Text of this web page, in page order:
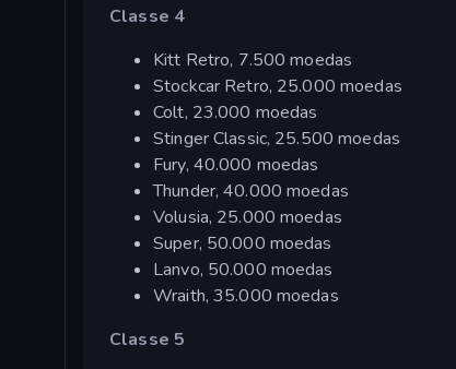
Classe 4
Kitt Retro, 7.500 moedas
Stockcar Retro, 25.000 moedas
Colt, 23.000 moedas
Stinger Classic, 25.500 moedas
Fury, 40.000 moedas
Thunder, 40.000 moedas
Volusia, 25.000 moedas
Super, 50.000 moedas
Lanvo, 50.000 moedas
Wraith, 35.000 moedas
Classe 5